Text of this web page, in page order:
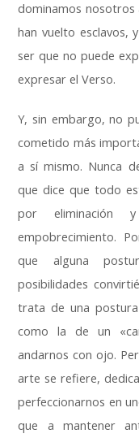
dominamos nosotros
han vuelto esclavos,
ser que no puede
expresar el Verso.
Y, sin embargo,no
cometido más
a sí mismo. Nunca
que dice que todo
por
empobrecimiento.
que alguna
posibilidades
trata de una
como la de un
andarnos con ojo.
arte se refiere,
perfeccionarnos en
que a mantener